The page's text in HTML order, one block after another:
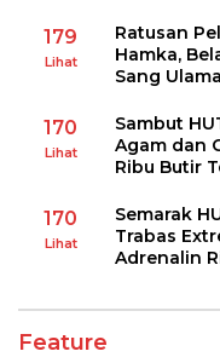
179
Lihat
Ratusan
Hamka,
Sang
170
Lihat
Sambut
Agam dan
Ribu Butir
170
Lihat
Semarak
Trabas
Adrenalin
Feature